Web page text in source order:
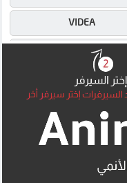
MEGA
MP4UPLOAD
OK
VIDEA